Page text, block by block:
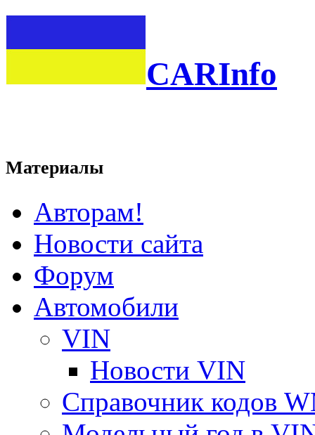
CARInfo
Материалы
Авторам!
Новости сайта
Форум
Автомобили
VIN
Новости VIN
Справочник кодов